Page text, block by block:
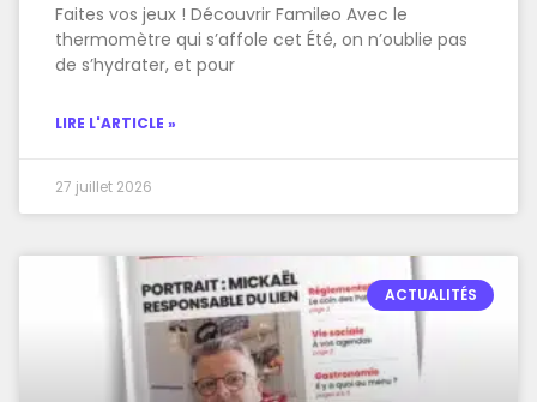
Faites vos jeux ! Découvrir Famileo Avec le
thermomètre qui s’affole cet Été, on n’oublie pas
de s’hydrater, et pour
LIRE L'ARTICLE »
27 juillet 2026
ACTUALITÉS